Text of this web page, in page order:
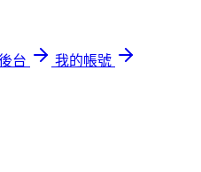
台
我的帳號